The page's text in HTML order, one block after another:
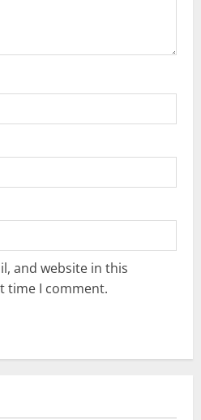
and website in this
time I comment.